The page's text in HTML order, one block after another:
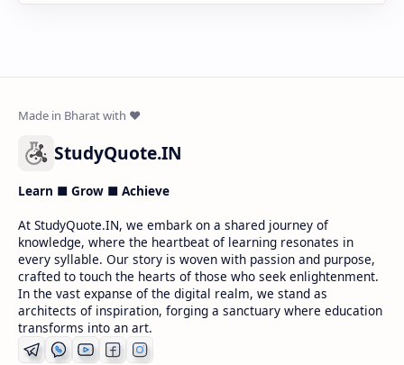
StudyQuote.IN
Learn ■ Grow ■ Achieve
At StudyQuote.IN, we embark on a shared journey of
knowledge, where the heartbeat of learning resonates in
every syllable. Our story is woven with passion and purpose,
crafted to touch the hearts of those who seek enlightenment.
In the vast expanse of the digital realm, we stand as
architects of inspiration, forging a sanctuary where education
transforms into an art.